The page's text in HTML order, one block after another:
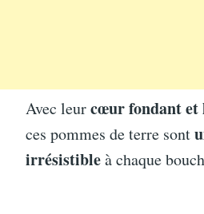
Avec leurcœur fondant
ces pommes de terre sont
irrésistibleà chaque